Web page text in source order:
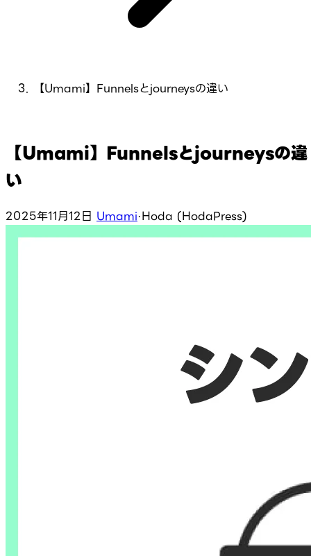
【Umami】Funnelsとjourneysの違い
【Umami】Funnelsとjourneysの違
い
2025年11月12日 Umami·Hoda (HodaPress)